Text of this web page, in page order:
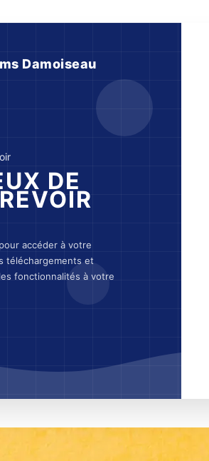
Damoiseau
DE
accéder à votre
téléchargements et
fonctionnalités à votre